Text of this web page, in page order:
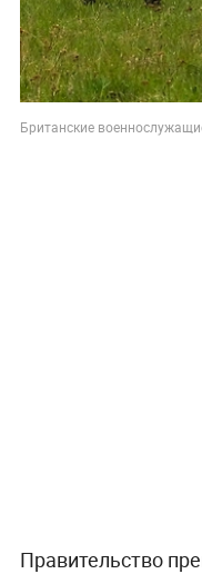
Британские
Правительство